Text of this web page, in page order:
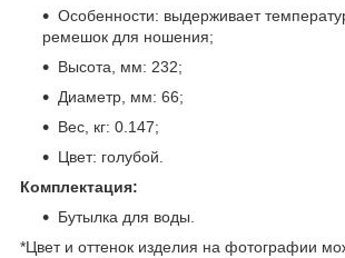
Особенности: выдерживает
ремешок для ношения;
Высота, мм: 232;
Диаметр, мм: 66;
Вес, кг: 0.147;
Цвет: голубой.
Комплектация:
Бутылка для воды.
*Цвет и оттенок изделия на фотографии